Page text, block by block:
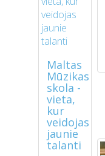
Maltas
Mūzikas
skola -
vieta,
kur
veidojas
jaunie
talanti